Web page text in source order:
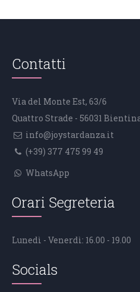
Contatti
Via del Monte Est, 63/6
Quattro Strade - 56031
info@joystardanza.it
(+39) 377 475 99 49
WhatsApp
Orari Segreteria
Lunedì - Venerdì: 16.00 - 19.00
Socials